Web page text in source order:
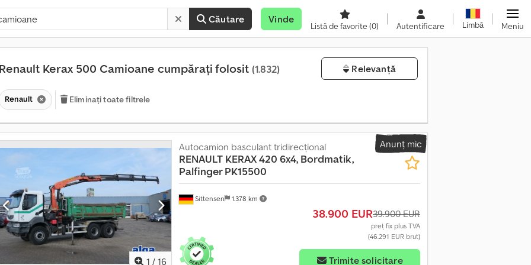
Căutare Vinde
Listă de favorite(0) Autentificare Limbă Meniu
Renault Kerax 500 Camioane cumpărați folosit (1.832) Relevanță
Renault Eliminați toate filtrele
Anunț mic
1 / 16
Sittensen 1.378 km
Autocamion basculant tridirecțional
RENAULT KERAX 420 6x4, Bordmatik,
Palfinger PK15500
38.900 EUR39.900 EUR
preț fix plus TVA
(46.291 EUR brut)
Trimite solicitare